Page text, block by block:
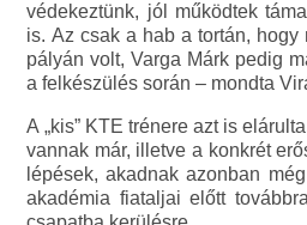
védekeztünk, jól működtek
is. Az csak a hab a tortán,
pályán volt, Varga Márk pedig
a felkészülés során – mondta
A „kis” KTE trénere azt is
vannak már, illetve a konkrét
lépések, akadnak azonban
akadémia fiataljai előtt